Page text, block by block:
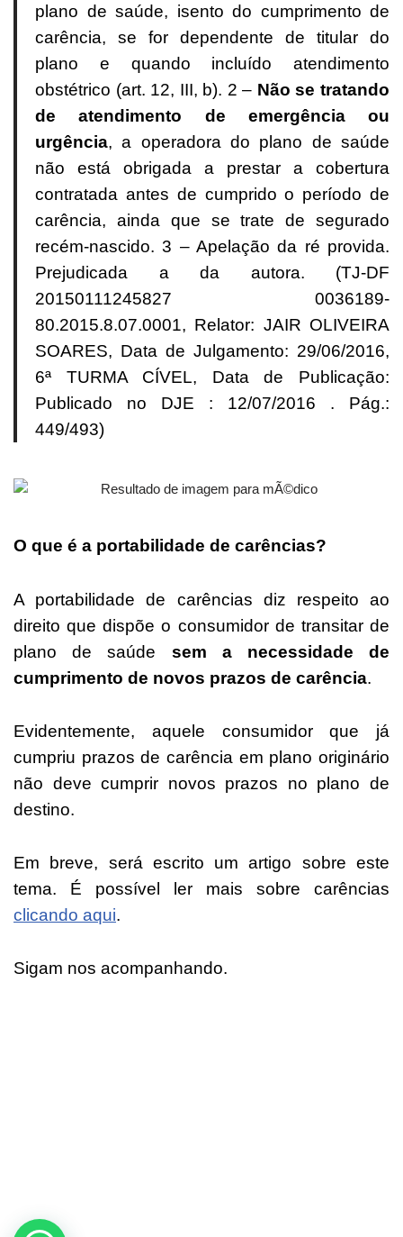
plano de saúde, isento do cumprimento de
carência, se for dependente de titular do
plano e quando incluído atendimento
obstétrico (art. 12, III, b). 2 – Não se tratando
de atendimento de emergência ou
urgência, a operadora do plano de saúde
não está obrigada a prestar a cobertura
contratada antes de cumprido o período de
carência, ainda que se trate de segurado
recém-nascido. 3 – Apelação da ré provida.
Prejudicada a da autora. (TJ-DF
20150111245827 0036189-
80.2015.8.07.0001, Relator: JAIR OLIVEIRA
SOARES, Data de Julgamento: 29/06/2016,
6ª TURMA CÍVEL, Data de Publicação:
Publicado no DJE : 12/07/2016 . Pág.:
449/493)
O que é a portabilidade de carências?
A portabilidade de carências diz respeito ao
direito que dispõe o consumidor de transitar de
plano de saúde sem a necessidade de
cumprimento de novos prazos de carência.
Evidentemente, aquele consumidor que já
cumpriu prazos de carência em plano originário
não deve cumprir novos prazos no plano de
destino.
Em breve, será escrito um artigo sobre este
tema. É possível ler mais sobre carências
clicando aqui.
Sigam nos acompanhando.